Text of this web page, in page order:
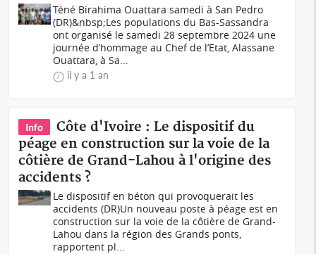
Téné Birahima Ouattara samedi à San Pedro
(DR)&nbsp;Les populations du Bas-Sassandra
ont organisé le samedi 28 septembre 2024 une
journée d’hommage au Chef de l’Etat, Alassane
Ouattara, à Sa...
il y a 1 an
Info
Côte d'Ivoire : Le dispositif du
péage en construction sur la voie de la
côtière de Grand-Lahou à l'origine des
accidents ?
Le dispositif en béton qui provoquerait les
accidents (DR)Un nouveau poste à péage est en
construction sur la voie de la côtière de Grand-
Lahou dans la région des Grands ponts,
rapportent pl...